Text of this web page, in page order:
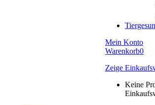
Mein Konto
Warenkorb0
Zeige
Keine